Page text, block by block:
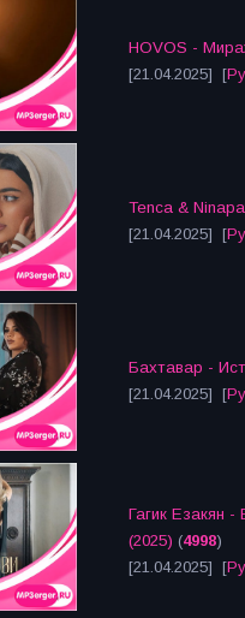
HOVOS -
[21.04.2025] [
Tenca &
[21.04.2025] [
Бахтавар -
[21.04.2025] [
Гагик Езакян
(2025) (4998)
[21.04.2025] [